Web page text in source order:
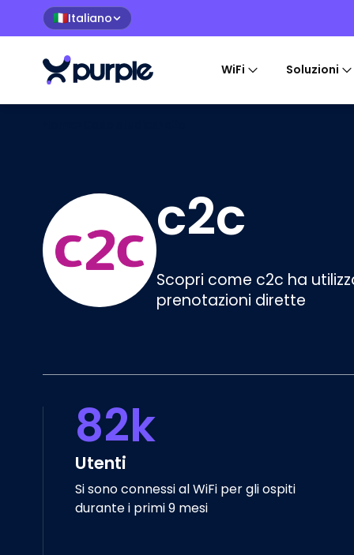
🇮🇹Italiano
WiFi Soluzioni
c2c
Scopri come c2c ha
prenotazioni dirette
82k
Utenti
Si sono connessi al WiFi per gli ospiti
durante i primi 9 mesi